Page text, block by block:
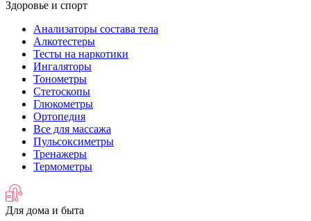
Здоровье и спорт
Анализаторы состава тела
Алкотестеры
Тесты на наркотики
Ингаляторы
Тонометры
Стетоскопы
Глюкометры
Ортопедия
Все для массажа
Пульсоксиметры
Тренажеры
Термометры
Для дома и быта